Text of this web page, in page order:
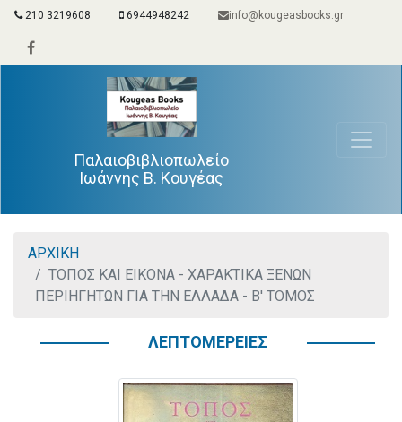
210 3219608 6944948242 info@kougeasbooks.gr
Παλαιοβιβλιοπωλείο
Ιωάννης Β. Κουγέας
ΑΡΧΙΚΗ
ΤΟΠΟΣ ΚΑΙ ΕΙΚΟΝΑ - ΧΑΡΑΚΤΙΚΑ ΞΕΝΩΝ
ΠΕΡΙΗΓΗΤΩΝ ΓΙΑ ΤΗΝ ΕΛΛΑΔΑ - Β' ΤΟΜΟΣ
ΛΕΠΤΟΜΕΡΕΙΕΣ